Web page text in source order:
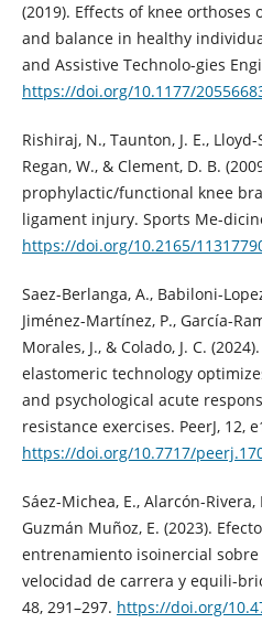
(2019). Effects of knee orthoses
and balance in healthy
and Assistive Technolo-gies
https://doi.org/10.1177/
Rishiraj, N., Taunton, J. E.,
Regan, W., & Clement, D. B.
prophylactic/functional knee
ligament injury. Sports Me-
https://doi.org/10.2165/
Saez-Berlanga, A., Babiloni-
Jiménez-Martínez, P., García-
Morales, J., & Colado, J. C.
elastomeric technology
and psychological acute
resistance exercises. PeerJ, 12,
https://doi.org/10.7717/
Sáez-Michea, E., Alarcón-
Guzmán Muñoz, E. (2023).
entrenamiento isoinercial
velocidad de carrera y equili-
48, 291–297. https://doi.org/